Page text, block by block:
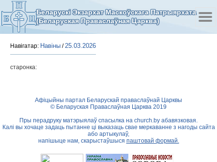
Беларускі Экзархат Маскоўскага Патрыярхата
(Беларуская Праваслаўная Царква)
Навігатар: Навіны /25.03.2026
старонка:
Афіцыйны партал Беларускай праваслаўнай Царквы
© Беларуская Праваслаўная Царква 2019
Пры перадруку матэрыялаў спасылка на church.by абавязковая.
Калі вы хочаце задаць пытанне ці выказаць свае меркаванне з нагоды сайта
або артыкулаў,
напішыце нам, скарыстаўшыся паштовай формай.